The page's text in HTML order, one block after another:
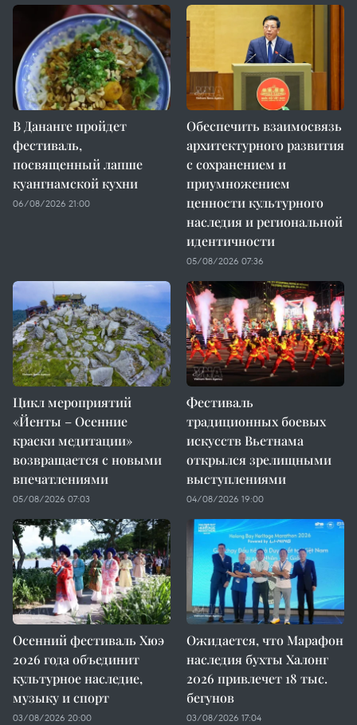
В Дананге пройдет
фестиваль,
посвященный лапше
куангнамской кухни
06/08/2026 21:00
Обеспечить взаимосвязь
архитектурного развития
с сохранением и
приумножением
ценности культурного
наследия и региональной
идентичности
05/08/2026 07:36
Цикл мероприятий
«Йенты – Осенние
краски медитации»
возвращается с новыми
впечатлениями
05/08/2026 07:03
Фестиваль
традиционных боевых
искусств Вьетнама
открылся зрелищными
выступлениями
04/08/2026 19:00
Осенний фестиваль Хюэ
2026 года объединит
культурное наследие,
музыку и спорт
03/08/2026 20:00
Ожидается, что Марафон
наследия бухты Халонг
2026 привлечет 18 тыс.
бегунов
03/08/2026 17:04